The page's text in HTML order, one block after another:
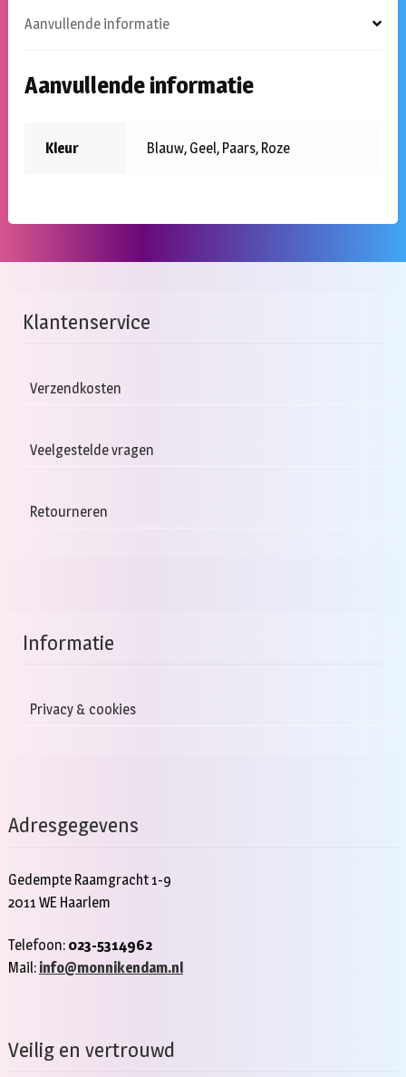
Aanvullende informatie
Aanvullende informatie
Kleur Blauw, Geel, Paars, Roze
Klantenservice
Verzendkosten
Veelgestelde vragen
Retourneren
Informatie
Privacy & cookies
Adresgegevens
Gedempte Raamgracht 1-9
2011 WE Haarlem
Telefoon: 023-5314962
Mail: info@monnikendam.nl
Veilig en vertrouwd